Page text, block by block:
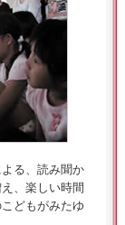
る、読み聞か
、楽しい時間
どもがみたゆ